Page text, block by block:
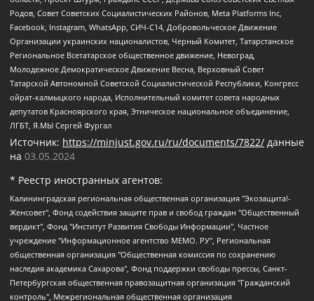
Родов, Совет Советских Социалистических Районов, Meta Platforms Inc,
Facebook, Instagram, WhatsApp, СИЧ-С14, Добровольческое Движение
Организации украинских националистов, Черный Комитет, Татарстанское
Региональное Всетатарское общественное движение, Невоград,
Молодежное Демократическое Движение Весна, Верховный Совет
Татарской Автономной Советской Социалистической Республики, Конгресс
ойрат-калмыцкого народа, Исполнительный комитет совета народных
депутатов Красноярского края, Этническое национальное объединение,
ЛГБТ, Я.МЫ Сергей Фургал
Источник: https://minjust.gov.ru/ru/documents/7822/ данные
на 03.05.2024
* Реестр иностранных агентов:
Калининградская региональная общественная организация "Экозащита!-Женсовет", Фонд содействия защите прав и свобод граждан "Общественный вердикт", Фонд "Институт Развития Свободы Информации", Частное учреждение "Информационное агентство МЕМО. РУ", Региональная общественная организация "Общественная комиссия по сохранению наследия академика Сахарова", Фонд поддержки свободы прессы, Санкт-Петербургская общественная правозащитная организация "Гражданский контроль", Межрегиональная общественная организация "Информационно-просветительский центр "Мемориал", Региональный Фонд "Центр Защиты Прав Средств Массовой Информации", с 05.12.2023 Фонд "Центр Защиты Прав Средств массовой информации", Региональная общественная благотворительная организация помощи беженцам и мигрантам "Гражданское содействие", Негосударственное образовательное учреждение дополнительного профессионального образования (повышение квалификации) специалистов "АКАДЕМИЯ ПО ПРАВАМ ЧЕЛОВЕКА", Свердловская региональная общественная организация "Сутяжник", Автономная некоммерческая организация "Центр независимых социологических исследований", Союз общественных объединений "Российский исследовательский центр по правам человека", Региональное общественное учреждение научно-информационный центр "МЕМОРИАЛ", Некоммерческая организация "Фонд защиты гласности", Автономная некоммерческая организация "Институт прав человека", Городская общественная организация "Екатеринбургское общество "МЕМОРИАЛ", Городская общественная организация "Рязанское историко-просветительское и правозащитное общество "Мемориал" (Рязанский Мемориал), Челябинский региональный орган общественной самодеятельности – женское общественное объединение "Женщины Евразии", Челябинский региональный орган общественной самодеятельности "Уральская правозащитная группа", Фонд содействия защите здоровья и социальной справедливости имени Андрея Рылькова, Автономная Некоммерческая Организация "Аналитический Центр Юрия Левады", Автономная некоммерческая организация социальной поддержки населения "Проект Апрель", Региональная общественная организация помощи женщинам и детям, находящимся в кризисной ситуации "Информационно-методический центр "Анна", Фонд содействия развитию массовых коммуникаций и правовому просвещению "Так-так-Так", Фонд содействия устойчивому развитию "Серебряная тайга", Свердловский региональный общественный фонд социальных проектов "Новое время", "Idel.Реалии", Кавказ.Реалии, Крым.Реалии, Телеканал Настоящее Время, Татаро-башкирская служба Радио Свобода (Azatliq Radiosi), Радио Свободная Европа/Радио Свобода (PCE/PC), "Сибирь.Реалии", "Фактограф", Благотворительный фонд помощи осужденным и их семьям, Автономная некоммерческая организация "Институт глобализации и социальных движений", Фонд "В защиту прав заключенных", Частное учреждение "Центр поддержки и содействия развитию средств массовой информации", Пензенский региональный общественный благотворительный фонд "Гражданский союз", "Север.Реалии", Некоммерческая организация Фонд "Правовая инициатива", Общество с ограниченной ответственностью "Радио Свободная Европа/Радио Свобода", Чешское информационное агентство "MEDIUM-ORIENT", Красноярская региональная общественная организация "Мы против СПИДа", Камалягин Денис Николаевич, Маркелов Сергей Евгеньевич, Пономарев Лев Александрович, Савицкая Людмила Алексеевна, Автономная некоммерческая организация "Центр по работе с проблемой насилия "НАСИЛИЮ.НЕТ", Межрегиональный профессиональный союз работников здравоохранения "Альянс врачей", Юридическое лицо, зарегистрированное в Латвийской Республике, SIA "Medusa Project" (регистрационный номер 40103797863, дата регистрации 10.06.2014), Некоммерческая организация "Фонд по борьбе с коррупцией", Автономная некоммерческая организация "Институт права и публичной политики", Баданин Роман Сергеевич, Гликин Максим Александрович, Железнова Мария Михайловна, Лукьянова Юлия Сергеевна, Маетная Елизавета Витальевна, Маняхин Петр Борисович, Чуракова Ольга Владимировна, Ярош Юлия Петровна, Юридическое лицо "The Insider SIA", зарегистрированное в Риге, Латвийская Республика (дата регистрации 26.06.2015), являющееся администратором доменного имени интернет-издания "The Insider SIA", https://theins.ru, Постернак Алексей Евгеньевич, Рубин Михаил Аркадьевич, Анин Роман Александрович, Юридическое лицо Istories fonds, зарегистрированное в Латвийской Республике (регистрационный номер 50008295751, дата регистрации 24.02.2020), Великовский Дмитрий Александрович, Долинина Ирина Николаевна, Мароховская Алеся Алексеевна, Шлейнов Роман Юрьевич, Шмагун Олеся Валентиновна, Общество с ограниченной ответственностью "Альтаир 2021", Общество с ограниченной ответственностью "Вега 2021", Общество с ограниченной ответственностью "Главный редактор 2021", Общество с ограниченной ответственностью "Ромашки монолит", Важенков Артем Валерьевич, Ивановская областная общественная организация "Центр гендерных исследований", Гурман Юрий Альбертович, Медиапроект "ОВД-Инфо", Егоров Владимир Владимирович, Жилинский Владимир Александрович, Общество с ограниченной ответственностью "ЗП", Иванова София Юрьевна, Карезина Инна Павловна, Кильтау Екатерина Викторовна, Петров Алексей Викторович, Пискунов Сергей Евгеньевич, Смирнов Сергей Сергеевич, Тихонов Михаил Сергеевич, Общество с ограниченной ответственностью "ЖУРНАЛИСТ-ИНОСТРАННЫЙ АГЕНТ", Арапова Галина Юрьевна, Вольтская Татьяна Анатольевна, Американская компания "Mason G.E.S. Anonymous Foundation" (США), являющаяся владельцем интернет-издания https://mnews.world/, Компания "Stichting Bellingcat", зарегистрированная в Нидерландах (дата регистрации 11.07.2018), Захаров Андрей Вячеславович, Клепиковская Екатерина Дмитриевна, Общество с ограниченной ответственностью "МЕМО", Перл Роман Александрович, Симонов Евгений Алексеевич, Соловьева Елена Анатольевна, Сотников Даниил Владимирович, Сурначева Елизавета Дмитриевна, Автономная некоммерческая организация по защите прав человека и информированию населения "Якутия – Наше Мнение", Общество с ограниченной ответственностью "Москоу диджитал медиа", с 26.01.2023 Общество с ограниченной ответственностью "Чайка Белые сады", Ветошкина Валерия Валерьевна, Заговора Максим Александрович, Межрегиональное общественное движение "Российская ЛГБТ - сеть", Оленичев Максим Владимирович, Павлов Иван Юрьевич, Скворцова Елена Сергеевна, Общество с ограниченной ответственностью "Как бы инагент", Кочетков Игорь Викторович, Общество с ограниченной ответственностью "Честные выборы", Еланчик Олег Александрович, Общество с ограниченной ответственностью "Нобелевский призыв", Гималова Регина Эмилевна, Григорьев Андрей Валерьевич, Григорьева Алина Александровна, Ассоциация по содействию защите прав призывников, альтернативнослужащих и военнослужащих "Правозащитная группа "Гражданин.Армия.Право", Хисамова Регина Фаритовна, Автономная некоммерческая организация по реализации социально-правовых программ "Лилит", Дальневосточное общественное движение "Маяк", Санкт-Петербургская ЛГБТ-инициативная группа "Выход", Инициативная группа ЛГБТ+ "Реверс", Алексеев Андрей Викторович, Бекбулатова Таисия Львовна, Беляев Иван Михайлович, Владыкина Елена Сергеевна, Гельман Марат Александрович, Никульшина Вероника Юрьевна, Толоконникова Надежда Андреевна, Шендерович Виктор Анатольевич, Общество с ограниченной ответственностью "Данное сообщение", Общество с ограниченной ответственностью Издательский дом "Новая глава", Айнбиндер Александра Александровна, Московский комьюнити-центр для ЛГБТ+инициатив, Благотворительный фонд развития филантропии, Deutsche Welle (Германия, Kurt-Schumacher-Strasse 3, 53113 Bonn), Борзунова Мария Михайловна, Воробьев Виктор Викторович, Голубева Анна Львовна, Константинова Алла Михайловна, Малкова Ирина Владимировна, Мурадов Мурад Абдулгалимович, Осетинская Елизавета Николаевна, Понасенков Евгений Николаевич, Ганапольский Матвей Юрьевич, Киселев Евгений Алексеевич, Борухович Ирина Григорьевна, Дремин Иван Тимофеевич, Дубровский Дмитрий Викторович, Красноярская региональная общественная организация поддержки и развития альтернативных образовательных технологий и межкультурных коммуникаций "ИНТЕРРА", Маяковская Екатерина Алексеевна, Фейгин Марк Захарович, Филимонов Андрей Викторович, Дзугкоева Регина Николаевна, Доброхотов Роман Александрович, Дудь Юрий Александрович, Елкин Сергей Владимирович, Кругликов Кирилл Игоревич, Сабунаева Мария Леонидовна, Семенов Алексей Владимирович, Шаинян Карен Багратович, Шульман Екатерина Михайловна, Асафьев Артур Валерьевич, Вахштайн Виктор Семенович, Венедиктов Алексей Алексеевич, Лушникова Екатерина Евгеньевна, Волков Леонид Михайлович, Невзоров Александр Глебович, Пархоменко Сергей Борисович, Сироткин Ярослав Николаевич, Кара-Мурза Владимир Владимирович, Баранова Наталья Владимировна, Гозман Леонид Яковлевич, Кагарлицкий Борис Юльевич, Климарев Михаил Валерьевич, Милов Владимир Станиславович, Автономная некоммерческая организация Краснодарский центр современного искусства "Типография", Моргенштерн Алишер Тагирович, Соболь Любовь Эдуардовна, Общество с ограниченной ответственностью "ЛИЗА НОРМ", Каспаров Гарри Кимович, Ходорковский Михаил Борисович, Общество с ограниченной ответственностью "Апрельские тезисы", Данилович Ирина Брониславовна, Кашин Олег Владимирович, Петров Николай Владимирович, Пивоваров Алексей Владимирович, Соколов Михаил Владимирович, Цветкова Юлия Владимировна, Чичваркин Евгений Александрович, Комитет против пыток/Команда против пыток, Общество с ограниченной ответственностью "Первый научный", Общество с ограниченной ответственностью "Вертолет и ко", Белоцерковская Вероника Борисовна, Кац Максим Евгеньевич, Лазарева Татьяна Юрьевна, Шаведдинов Руслан Табризович, Яшин Илья Валерьевич, Общество с ограниченной ответственностью "Иноагент ААВ", Алешковский Дмитрий Петрович, Альбац Евгения Марковна, Быков Дмитрий Львович, Галямина Юлия Евгеньевна, Лойко Сергей Леонидович, Мартынов Кирилл Константинович, Медведев Сергей Александрович, Крашенинников Федор Геннадиевич, Гордеева Катерина Вл